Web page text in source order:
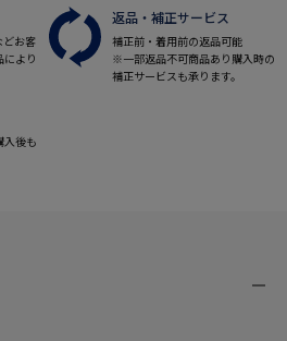
どお客
より
返品・補正サービス
補正前・着用前の返品可能
※一部返品不可商品あり購入時の
補正サービスも承ります。
入後も